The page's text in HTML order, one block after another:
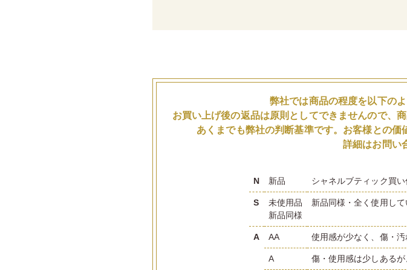
弊社では商品の程度を以下の
お買い上げ後の返品は原則としてできませんので、
あくまでも弊社の判断基準です。お客様との価
詳細はお問い
N 新品 シャネルブティック買
S
未使用品
新品同様
新品同様・全く使用し
A AA 使用感が少なく、傷・
A 傷・使用感は少しある